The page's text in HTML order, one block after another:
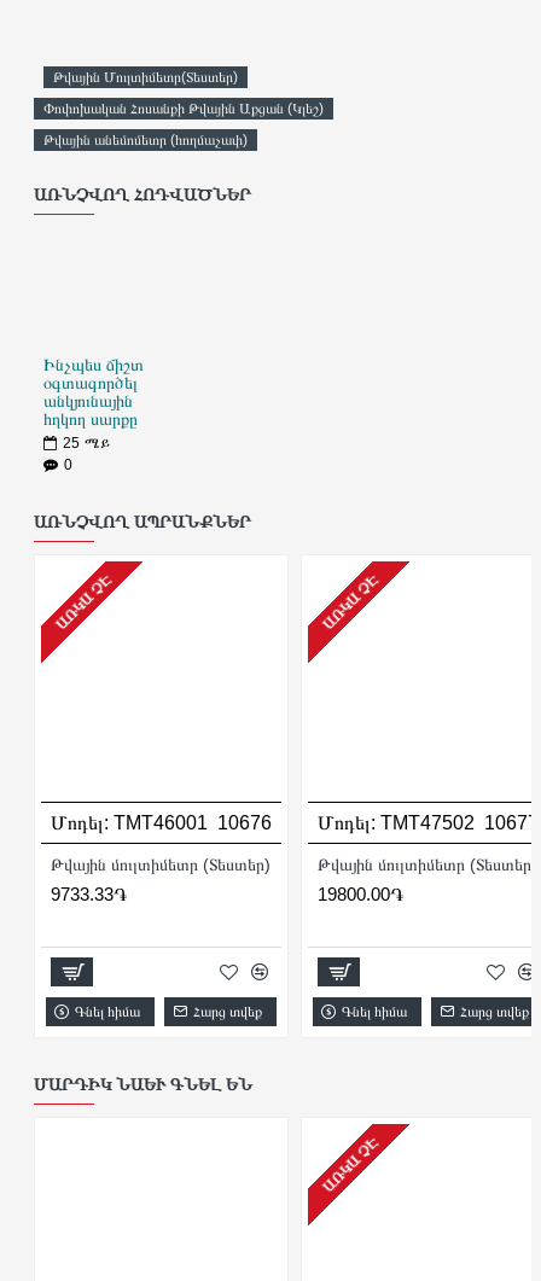
Թվային Մուլտիմետր(Տեստեր)
Փոփոխական Հոսանքի Թվային Աքցան (Կլեշ)
Թվային անեմոմետր (հողմաչափ)
ԱՌՆՉՎՈՂ ՀՈԴՎԱԾՆԵՐ
Ինչպես ճիշտ
օգտագործել
անկյունային
հղկող սարքը
25 ሜይ
0
ԱՌՆՉՎՈՂ ԱՊՐԱՆՔՆԵՐ
ԱՌԿԱ ՉԷ
Մոդել: TMT46001 10676
Թվային մուլտիմետր (Տեստեր)
9733.33֏
Գնել հիմա Հարց տվեք
ԱՌԿԱ ՉԷ
Մոդել: TMT47502 10677
Թվային մուլտիմետր (Տեստեր)
19800.00֏
Գնել հիմա Հարց տվեք
ՄԱՐԴԻԿ ՆԱԵՒ ԳՆԵԼ ԵՆ
ԱՌԿԱ ՉԷ